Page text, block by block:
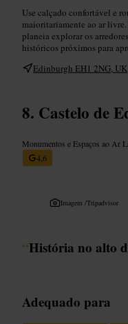
Use calçado confortável e
maioritariamente ao ar
planeia explorar os
históricos próximos para
Edinburgh EH1 2NG, UK
Castelo de
Monumentos e Espaços ao Ar
4,6
Imagem /Tripadvisor
“História no alto
Adequado para